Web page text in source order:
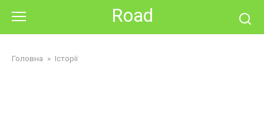
content
Road
Головна » Історії